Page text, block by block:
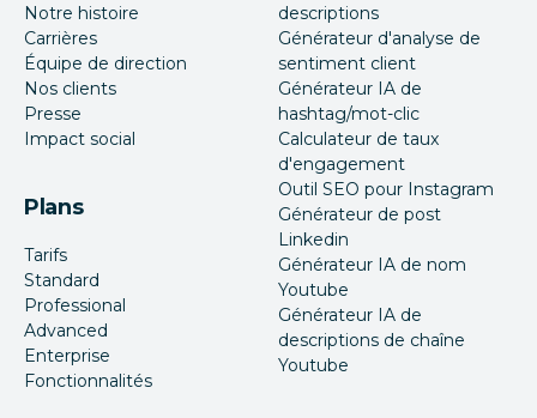
Notre histoire
Carrières
Équipe de direction
Nos clients
Presse
Impact social
Plans
Tarifs
Standard
Professional
Advanced
Enterprise
Fonctionnalités
descriptions
Générateur d'analyse de
sentiment client
Générateur IA de
hashtag/mot-clic
Calculateur de taux
d'engagement
Outil SEO pour Instagram
Générateur de post
Linkedin
Générateur IA de nom
Youtube
Générateur IA de
descriptions de chaîne
Youtube